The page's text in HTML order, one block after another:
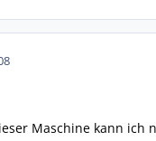
Maschine kann ich